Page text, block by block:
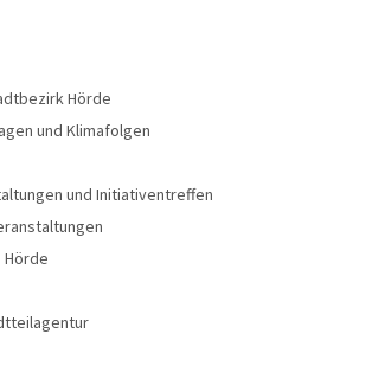
Hörde
und Klimafolgen
und Initiativentreffen